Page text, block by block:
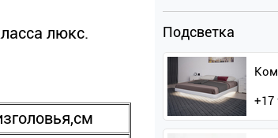
люкс.
Подсветка
+17